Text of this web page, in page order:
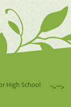
High School
"="">